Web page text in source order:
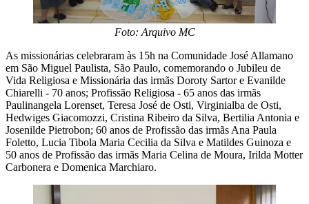
Foto: Arquivo MC
As missionárias celebraram às 15h na Comunidade José Allamano
em São Miguel Paulista, São Paulo, comemorando o Jubileu de
Vida Religiosa e Missionária das irmãs Doroty Sartor e Evanilde
Chiarelli - 70 anos; Profissão Religiosa - 65 anos das irmãs
Paulinangela Lorenset, Teresa José de Osti, Virginialba de Osti,
Hedwiges Giacomozzi, Cristina Ribeiro da Silva, Bertilia Antonia e
Josenilde Pietrobon; 60 anos de Profissão das irmãs Ana Paula
Foletto, Lucia Tibola Maria Cecilia da Silva e Matildes Guinoza e
50 anos de Profissão das irmãs Maria Celina de Moura, Irilda Motter
Carbonera e Domenica Marchiaro.